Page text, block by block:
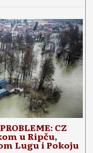
CZ
u Ripču,
Lugu i Pokoju